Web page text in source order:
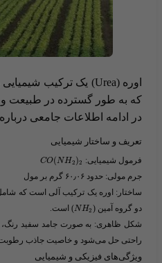
اوره (Urea) یک ترکیب شیمیایی با فرمول ​
که به طور گسترده در طبیعت
در ادامه اطلاعات جامعی
تعریف و ساختار شیمیایی
فرمول شیمیایی: ​
CO(NH2 )2
جرم مولی: حدود ۶۰٫۰۶ گرم بر مول
ساختار : اوره یک ترکیب آلی است که
دو گروه آمین (​
NH2
​) است.
شکل ظاهری: به صورت جامد سفید
راحتی حل می‌شود و خاصیت جاذب رطوبت
ویژگی‌های فیزیکی و شیمیایی